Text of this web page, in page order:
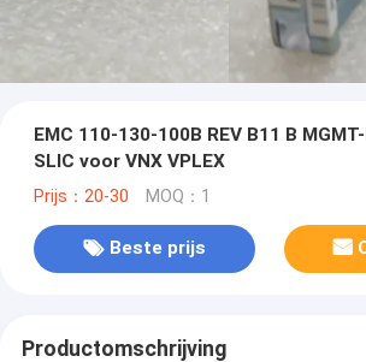
EMC 110-130-100B REV B11 B
SLIC voor VNX VPLEX
Prijs：20-30 MOQ：1
Beste prijs
Productomschrijving